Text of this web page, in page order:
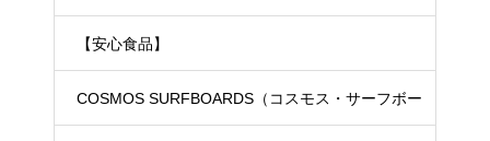
【安心食品】
COSMOS SURFBOARDS（コスモス・サーフボー